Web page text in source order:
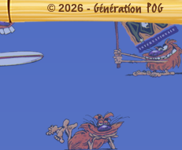
© 2026 -Génération POG